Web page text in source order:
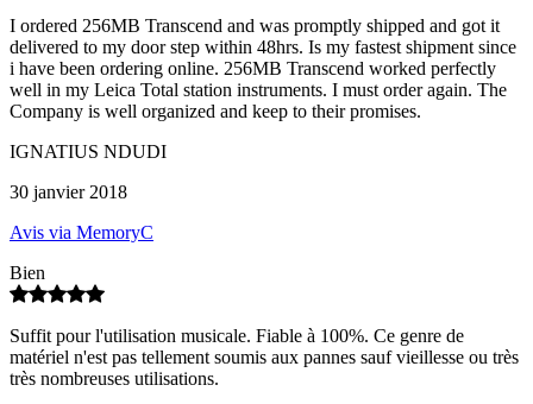
I ordered 256MB Transcend and was promptly shipped and got it
delivered to my door step within 48hrs. Is my fastest shipment since
i have been ordering online. 256MB Transcend worked perfectly
well in my Leica Total station instruments. I must order again. The
Company is well organized and keep to their promises.
IGNATIUS NDUDI
30 janvier 2018
Avis via MemoryC
Bien
Suffit pour l'utilisation musicale. Fiable à 100%. Ce genre de
matériel n'est pas tellement soumis aux pannes sauf vieillesse ou très
très nombreuses utilisations.